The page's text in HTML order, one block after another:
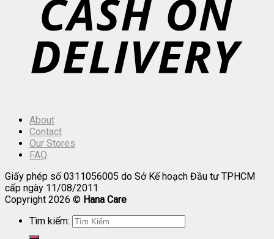
About
Contact
Our Stores
FAQ
Giấy phép số 0311056005 do Sở Kế hoạch Đầu tư TPHCM
cấp ngày 11/08/2011
Copyright 2026 © Hana Care
Tìm kiếm: